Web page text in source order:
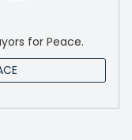
for Peace.